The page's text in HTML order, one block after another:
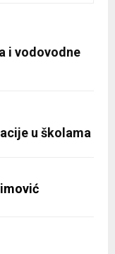
i vodovodne
u školama